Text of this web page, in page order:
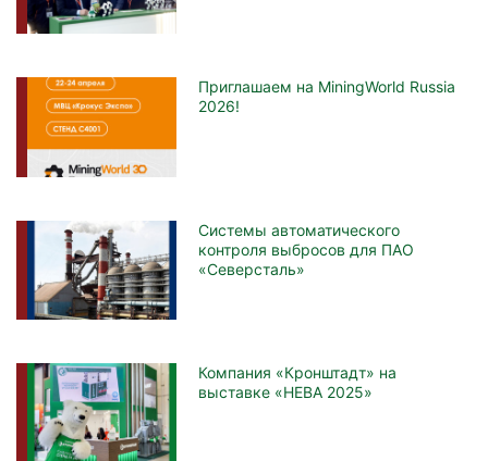
Приглашаем на MiningWorld Russia
2026!
Системы автоматического
контроля выбросов для ПАО
«Северсталь»
Компания «Кронштадт» на
выставке «НЕВА 2025»